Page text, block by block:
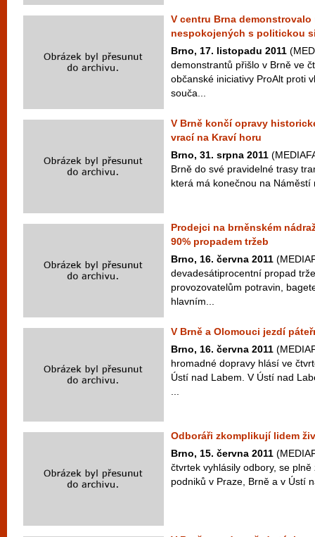
V centru Brna demonstrovalo
nespokojených s politickou
Brno, 17. listopadu 2011
demonstrantů přišlo v Brně ve
občanské iniciativy ProAlt proti
souča...
V Brně končí opravy
vrací na Kraví horu
Brno, 31. srpna 2011
Brně do své pravidelné trasy
která má konečnou na Náměstí
Prodejci na brněnském
90% propadem tržeb
Brno, 16. června 2011
devadesátiprocentní propad
provozovatelům potravin,
hlavním...
V Brně a Olomouci jezdí
Brno, 16. června 2011
hromadné dopravy hlásí ve
Ústí nad Labem. V Ústí nad
Odboráři zkomplikují lidem
Brno, 15. června 2011
čtvrtek vyhlásily odbory, se
podniků v Praze, Brně a v Ústí